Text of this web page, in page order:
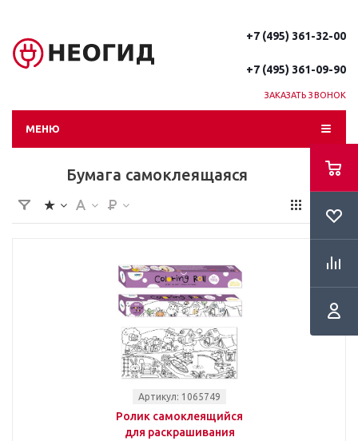
+7 (495) 361-32-00
+7 (495) 361-09-90
ЗАКАЗАТЬ ЗВОНОК
МЕНЮ
Бумага самоклеящаяся
Артикул: 1065749
Ролик самоклеящийся
для раскрашивания